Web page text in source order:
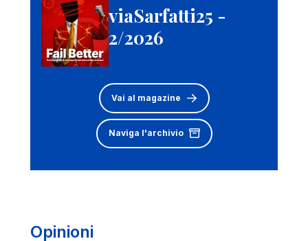
viaSarfatti25 -
2/2026
Vai al magazine
Naviga l'archivio
Opinioni